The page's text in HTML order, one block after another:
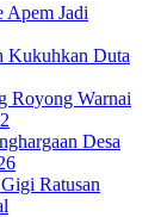
Apem Jadi
Kukuhkan Duta
Royong Warnai
Desa
Ratusan